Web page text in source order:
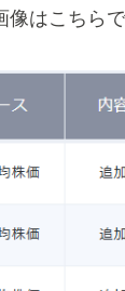
はこちらで